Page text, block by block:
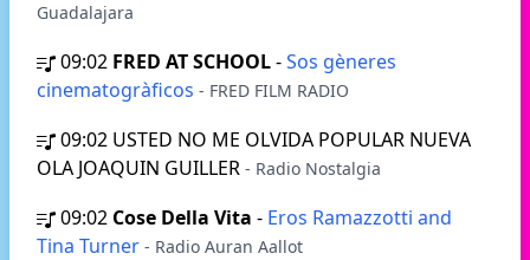
Guadalajara
09:02 FRED AT SCHOOL-Sos gèneres
cinematogràficos - FRED FILM RADIO
09:02 USTED NO ME OLVIDA POPULAR NUEVA
OLA JOAQUIN GUILLER - Radio Nostalgia
09:02 Cose Della Vita - Eros Ramazzotti and
Tina Turner - Radio Auran Aallot